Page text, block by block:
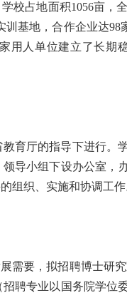
校占地面积1056亩，
基地，合作企业达
用人单位建立了长期
育厅的指导下进行。
导小组下设办公室，
组织、实施和协调工
需要，拟招聘博士研
聘专业以国务院学位